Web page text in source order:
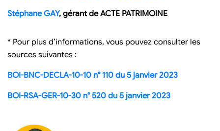
Stéphane GAY, gérant de ACTE PATRIMOINE
* Pour plus d’informations, vous pouvez consulter les
sources suivantes :
BOI-BNC-DECLA-10-10 n° 110 du 5 janvier 2023
BOI-RSA-GER-10-30 n° 520 du 5 janvier 2023